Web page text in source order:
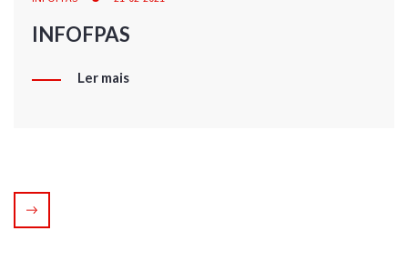
INFOFPAS
Ler mais